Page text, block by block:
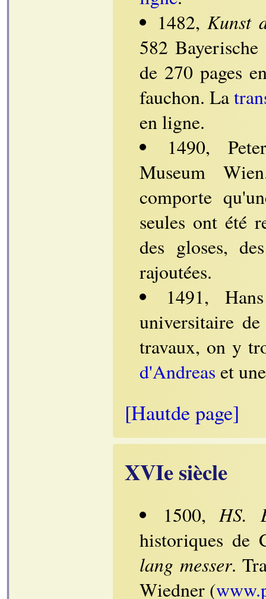
1482,Kunst
582
de 270 pages
fauchon. La
en ligne.
1490,
Museum
comporte
seules ont été
des gloses,
rajoutées.
1491,
universitaire
travaux, on y
d'Andreas et
[Hautde page]
XVIe siècle
1500,HS.
historiques de
lang messer.
Wiedner (